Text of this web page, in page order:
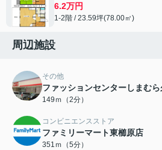
6.2万円
1-2階 / 23.59坪(78.00㎡)
周辺施設
その他
ファッションセンターしまむ
149ｍ（2分）
コンビニエンスストア
ファミリーマート東櫛原店
351ｍ（5分）